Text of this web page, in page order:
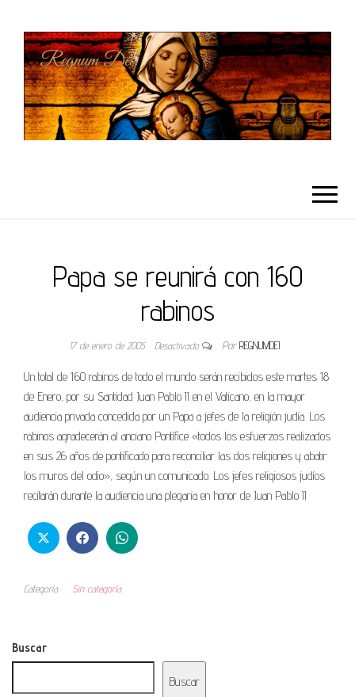
Papa se reunirá con 160
rabinos
17 de enero de 2005 Desactivado Por REGNUMDEI
Un total de 160 rabinos de todo el mundo serán recibidos este martes 18
de Enero, por su Santidad Juan Pablo II en el Vaticano, en la mayor
audiencia privada concedida por un Papa a jefes de la religión judía. Los
rabinos agradecerán al anciano Pontífice «todos los esfuerzos realizados
en sus 26 años de pontificado para reconciliar las dos religiones y abatir
los muros del odio», según un comunicado. Los jefes religiosos judíos
recitarán durante la audiencia una plegaria en honor de Juan Pablo II
Categoría Sin categoría
Buscar
Buscar